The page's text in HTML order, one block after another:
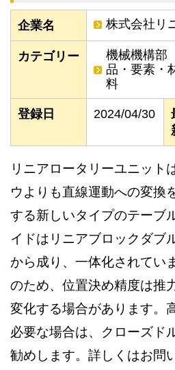
企業名 株式会社リ
カテゴリー
機械機構部
品・要素・
料
登録日 2024/04/30
リニアロータリーユニット
ウよりも直線運動への変換
する新しいタイプのテーブ
イドはリニアブロックダブ
から成り、一体化されてい
のため、位置決め精度は推
変化する場合があります。
必要な場合は、クローズド
勧めします。詳しくはお問